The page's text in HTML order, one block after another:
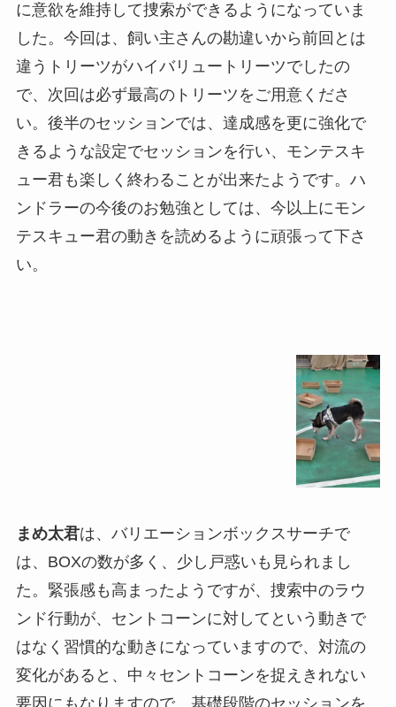
に意欲を維持して捜索ができるようになっていま
した。今回は、飼い主さんの勘違いから前回とは
違うトリーツがハイバリュートリーツでしたの
で、次回は必ず最高のトリーツをご用意くださ
い。後半のセッションでは、達成感を更に強化で
きるような設定でセッションを行い、モンテスキ
ュー君も楽しく終わることが出来たようです。ハ
ンドラーの今後のお勉強としては、今以上にモン
テスキュー君の動きを読めるように頑張って下さ
い。
まめ太君は、バリエーションボックスサーチで
は、BOXの数が多く、少し戸惑いも見られまし
た。緊張感も高まったようですが、捜索中のラウ
ンド行動が、セントコーンに対してという動きで
はなく習慣的な動きになっていますので、対流の
変化があると、中々セントコーンを捉えきれない
要因にもなりますので、基礎段階のセッションを